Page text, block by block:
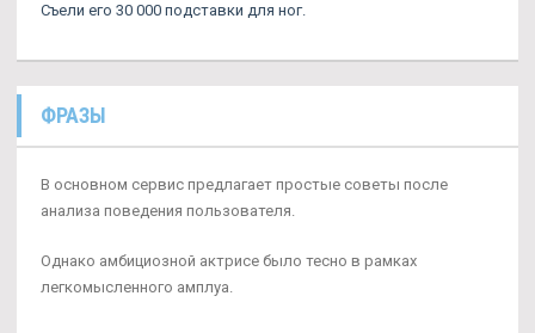
Съели его 30 000 подставки для ног.
ФРАЗЫ
В основном сервис предлагает простые советы после
анализа поведения пользователя.
Однако амбициозной актрисе было тесно в рамках
легкомысленного амплуа.